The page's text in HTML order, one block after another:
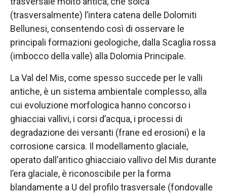
(trasversalmente) l’intera catena delle Dolomiti
Bellunesi, consentendo così di osservare le
principali formazioni geologiche, dalla Scaglia rossa
(imbocco della valle) alla Dolomia Principale.
La Val del Mis, come spesso succede per le valli
antiche, è un sistema ambientale complesso, alla
cui evoluzione morfologica hanno concorso i
ghiacciai vallivi, i corsi d’acqua, i processi di
degradazione dei versanti (frane ed erosioni) e la
corrosione carsica. Il modellamento glaciale,
operato dall’antico ghiacciaio vallivo del Mis durante
l’era glaciale, è riconoscibile per la forma
blandamente a U del profilo trasversale (fondovalle